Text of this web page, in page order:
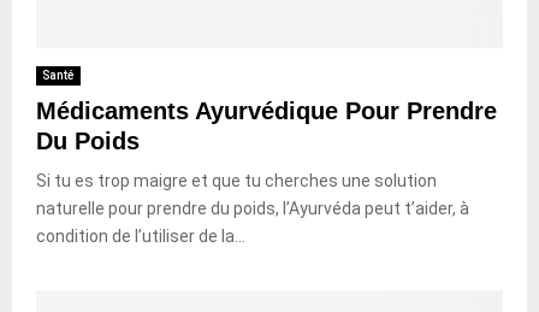
Santé
Médicaments Ayurvédique Pour Prendre
Du Poids
Si tu es trop maigre et que tu cherches une solution
naturelle pour prendre du poids, l’Ayurvéda peut t’aider, à
condition de l’utiliser de la...